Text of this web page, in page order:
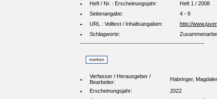
Heft / Nr. : Erscheinungsjahr:
Heft 1 / 2008
Seitenangabe:
4 - 9
URL : Volltext / Inhaltsangaben:
http://
Schlagworte:
----------------------------------------------------------------
Verfasser / Herausgeber /
Bearbeiter:
Habringer,
Erscheinungsjahr:
2022